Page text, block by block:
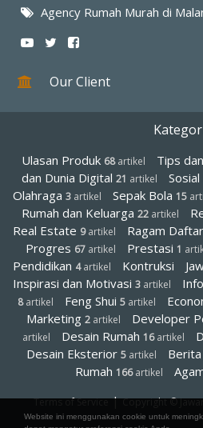
Agency Rumah Murah di
Our Client
Ulasan Produk 68artikel Tips
dan Dunia Digital 21 artikel
Olahraga 3 artikel Sepak Bola 15
Rumah dan Keluarga 22artikel
Real Estate 9artikel Ragam Daftar
Progres 67artikel Prestasi 1
Pendidikan 4artikel Kontruksi
Inspirasi dan Motivasi 3 artikel
8artikel Feng Shui 5 artikel
Marketing 2 artikel Developer
artikel
Desain Rumah 16artikel
Desain Eksterior 5 artikel Berita
Rumah 166artikel
Terms of Service|Copyright ©
Website ini menggunakan cookie untuk